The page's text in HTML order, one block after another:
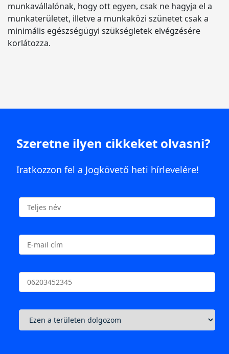
munkavállalónak, hogy ott egyen, csak ne hagyja el a
munkaterületet, illetve a munkaközi szünetet csak a
minimális egészségügyi szükségletek elvégzésére
korlátozza.
Szeretne ilyen cikkeket olvasni?
Iratkozzon fel a Jogkövető heti hírlevelére!